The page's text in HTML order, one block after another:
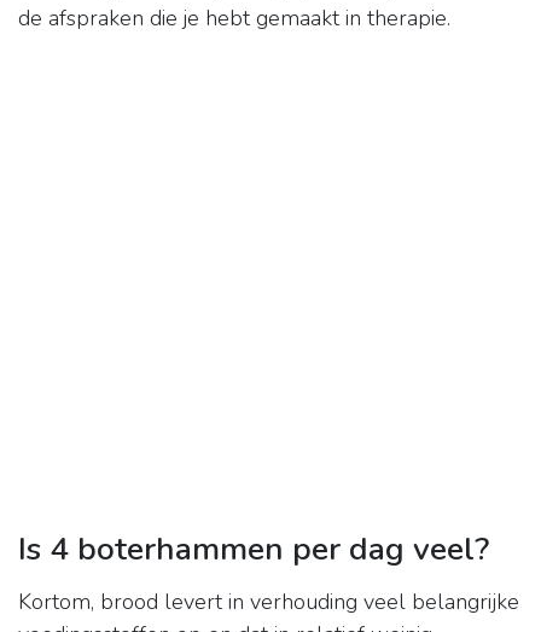
de afspraken die je hebt gemaakt in therapie.
Is 4 boterhammen per dag veel?
Kortom, brood levert in verhouding veel belangrijke